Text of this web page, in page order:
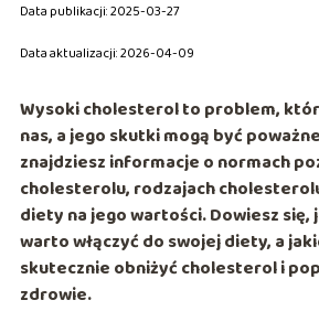
Data publikacji: 2025-03-27
Data aktualizacji: 2026-04-09
Wysoki cholesterol to problem,
nas, a jego skutki mogą być
znajdziesz informacje o normach
cholesterolu, rodzajach
diety na jego wartości. Dowiesz
warto włączyć do swojej diety, a
skutecznie obniżyć cholesterol i
zdrowie.